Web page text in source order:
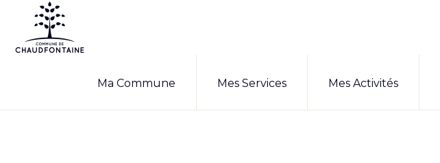
Passer
Passer
contenu
CHAUDFONTAINE
de
Ma Commune Mes Services Mes Activités